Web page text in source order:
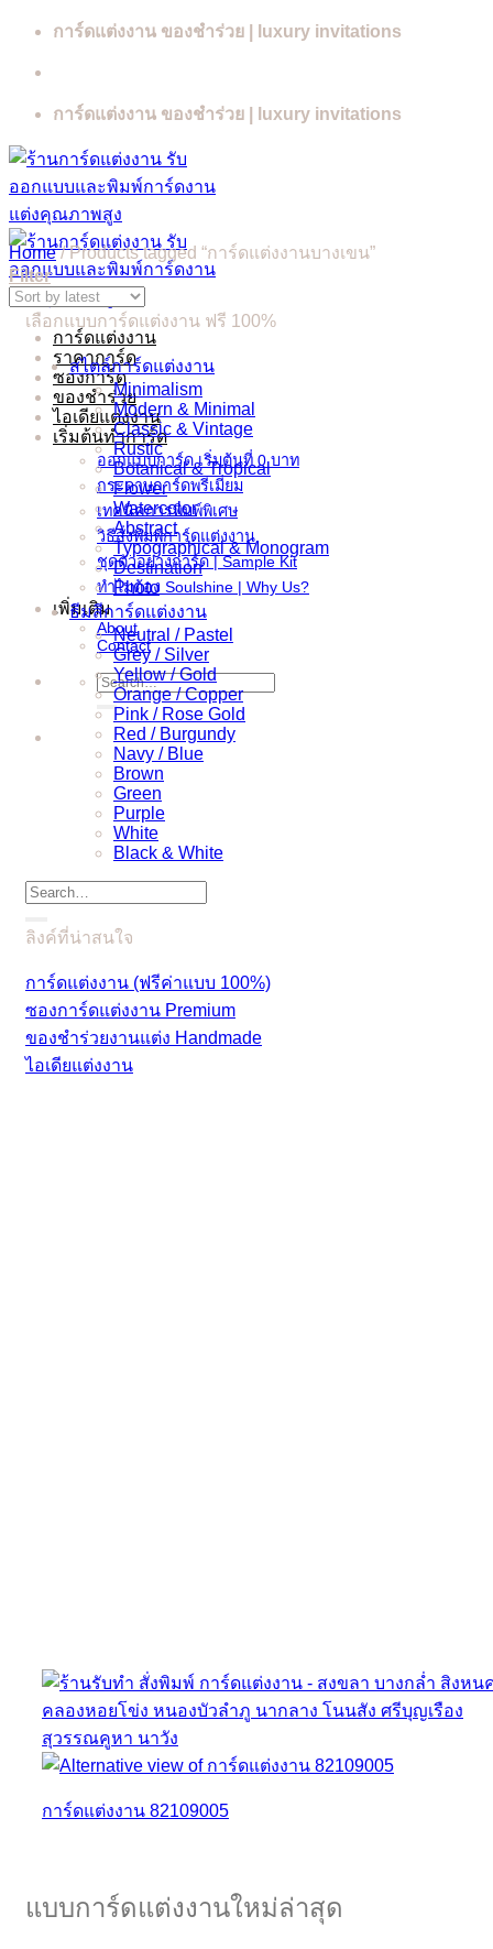
Skip
การ์ดแต่งงาน ของชำร่วย | luxury invitations
การ์ดแต่งงาน ของชำร่วย | luxury invitations
การ์ดแต่งงาน
ราคาการ์ด
ซองการ์ด
ของชำร่วย
ไอเดียแต่งงาน
เริ่มต้นทำการ์ด
ออกแบบการ์ด เริ่มต้นที่ 0 บาท
กระดาษการ์ดพรีเมี่ยม
เทคนิคการพิมพ์พิเศษ
วิธีสั่งพิมพ์การ์ดแต่งงาน
ชุดตัวอย่างการ์ด | Sample Kit
ทำไมต้อง Soulshine | Why Us?
เพิ่มเติม
About
Contact
Search
for:
Home /Products tagged “การ์ดแต่งงานบางเขน”
Filter
เลือกแบบการ์ดแต่งงาน ฟรี 100%
สไตล์การ์ดแต่งงาน
Minimalism
Modern & Minimal
Classic & Vintage
Rustic
Botanical & Tropical
Flower
Watercolor
Abstract
Typographical & Monogram
Destination
Photo
ธีมสีการ์ดแต่งงาน
Neutral / Pastel
Grey / Silver
Yellow / Gold
Orange / Copper
Pink / Rose Gold
Red / Burgundy
Navy / Blue
Brown
Green
Purple
White
Black & White
Search
for:
ลิงค์ที่น่าสนใจ
การ์ดแต่งงาน (ฟรีค่าแบบ 100%)
ซองการ์ดแต่งงาน Premium
ของชำร่วยงานแต่ง Handmade
ไอเดียแต่งงาน
การ์ดแต่งงาน 82109005
แบบการ์ดแต่งงานใหม่ล่าสุด